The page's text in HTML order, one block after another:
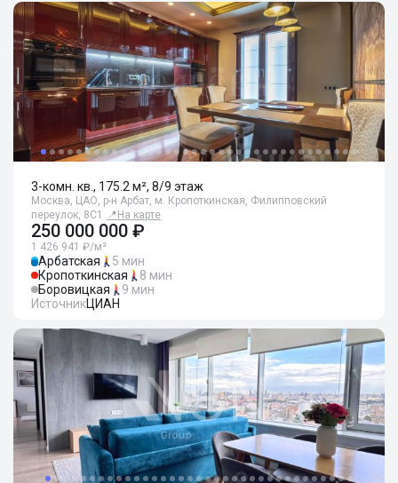
3-комн. кв., 175.2 м², 8/9 этаж
Москва, ЦАО, р-н Арбат, м. Кропоткинская, Филипповский
переулок, 8С1
📍 На карте
250 000 000 ₽
1 426 941 ₽/м²
Арбатская
5 мин
Кропоткинская
8 мин
Боровицкая
9 мин
ИсточникЦИАН